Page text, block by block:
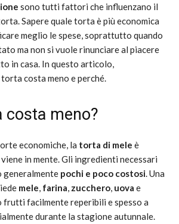
sono tutti fattori che influenzano il
Sapere quale torta è più economica
meglio le spese, soprattutto quando
ma non si vuole rinunciare al piacere
in casa. In questo articolo,
costa meno e perché.
costa meno?
economiche, la torta di mele è
in mente. Gli ingredienti necessari
generalmente pochi e poco costosi. Una
mele, farina, zucchero, uova e
frutti facilmente reperibili e spesso a
durante la stagione autunnale.